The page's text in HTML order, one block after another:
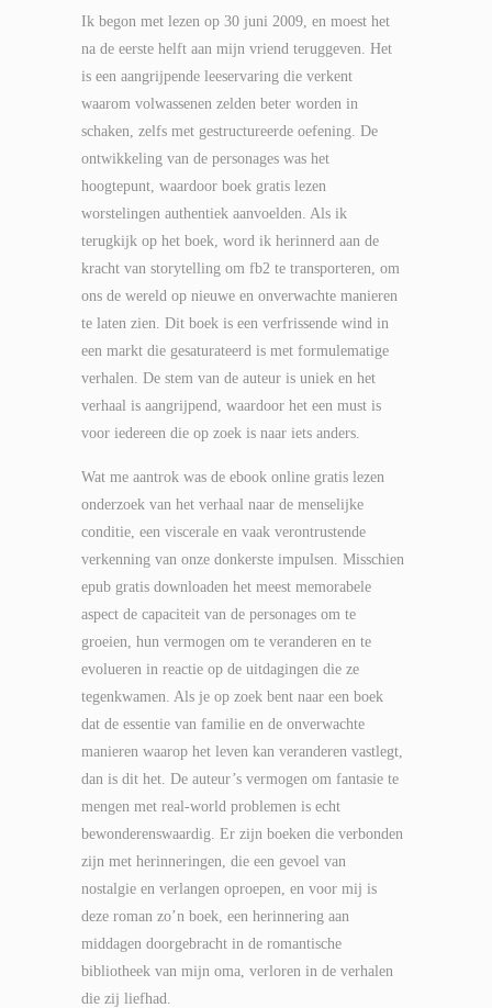
Ik begon met lezen op 30 juni 2009, en moest het
na de eerste helft aan mijn vriend teruggeven. Het
is een aangrijpende leeservaring die verkent
waarom volwassenen zelden beter worden in
schaken, zelfs met gestructureerde oefening. De
ontwikkeling van de personages was het
hoogtepunt, waardoor boek gratis lezen
worstelingen authentiek aanvoelden. Als ik
terugkijk op het boek, word ik herinnerd aan de
kracht van storytelling om fb2 te transporteren, om
ons de wereld op nieuwe en onverwachte manieren
te laten zien. Dit boek is een verfrissende wind in
een markt die gesaturateerd is met formulematige
verhalen. De stem van de auteur is uniek en het
verhaal is aangrijpend, waardoor het een must is
voor iedereen die op zoek is naar iets anders.
Wat me aantrok was de ebook online gratis lezen
onderzoek van het verhaal naar de menselijke
conditie, een viscerale en vaak verontrustende
verkenning van onze donkerste impulsen. Misschien
epub gratis downloaden het meest memorabele
aspect de capaciteit van de personages om te
groeien, hun vermogen om te veranderen en te
evolueren in reactie op de uitdagingen die ze
tegenkwamen. Als je op zoek bent naar een boek
dat de essentie van familie en de onverwachte
manieren waarop het leven kan veranderen vastlegt,
dan is dit het. De auteur’s vermogen om fantasie te
mengen met real-world problemen is echt
bewonderenswaardig. Er zijn boeken die verbonden
zijn met herinneringen, die een gevoel van
nostalgie en verlangen oproepen, en voor mij is
deze roman zo’n boek, een herinnering aan
middagen doorgebracht in de romantische
bibliotheek van mijn oma, verloren in de verhalen
die zij liefhad.